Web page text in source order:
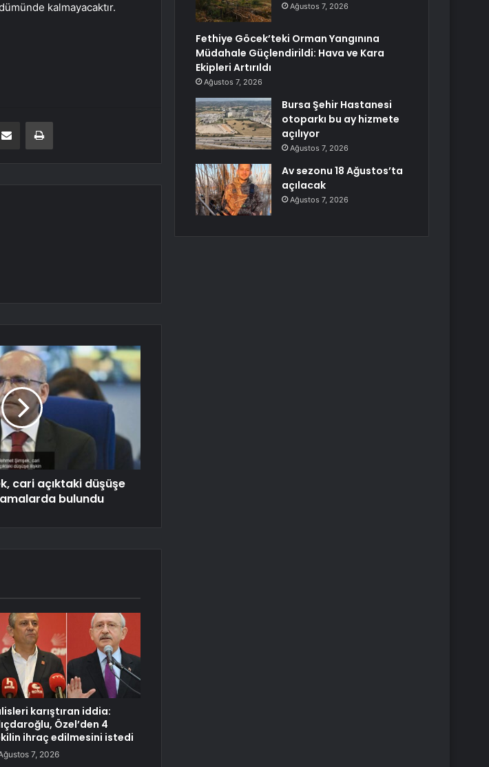
kalmayacaktır.
E-Posta ile paylaş Yazdır
cari açıktaki düşüşe
bulundu
karıştıran iddia:
Özel’den 4
ihraç edilmesini istedi
7, 2026
Ağustos 7, 2026
Fethiye Göcek’teki Orman Yangınına
Müdahale Güçlendirildi: Hava ve Kara
Ekipleri Artırıldı
Ağustos 7, 2026
Bursa Şehir Hastanesi
otoparkı bu ay hizmete
açılıyor
Ağustos 7, 2026
Av sezonu 18 Ağustos’ta
açılacak
Ağustos 7, 2026